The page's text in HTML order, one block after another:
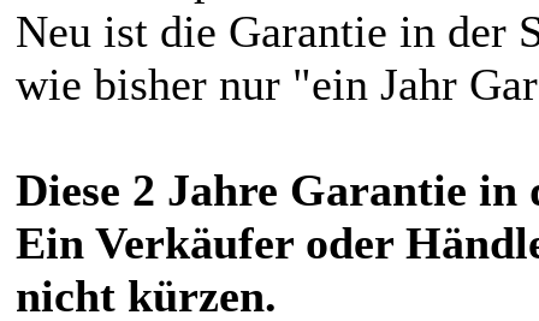
Neu ist die Garantie in der
wie bisher nur "ein Jahr
Diese 2 Jahre Garantie in
Ein Verkäufer oder
nicht kürzen.